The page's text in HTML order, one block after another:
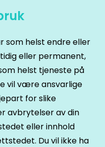
som helst endre eller
eller permanent,
helst tjeneste på
vil være ansvarlige
for slike
avbrytelser av din
eller innhold
Du vil ikke ha